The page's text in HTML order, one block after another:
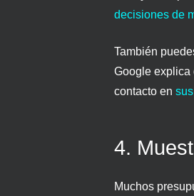
decisiones de
También
Google explica
contacto en
4.
Muchos